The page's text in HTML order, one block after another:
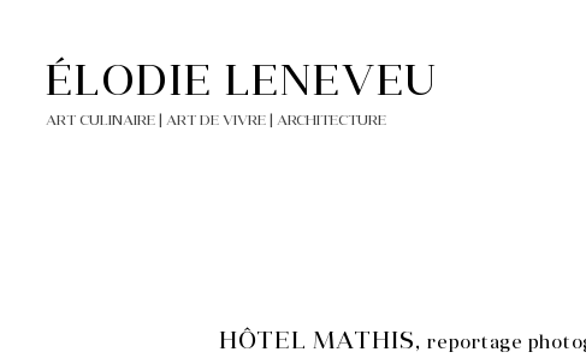
ÉLODIE LENEVEU
ART CULINAIRE | ART DE VIVRE | ARCHITECTURE
HÔTEL MATHIS, reportage